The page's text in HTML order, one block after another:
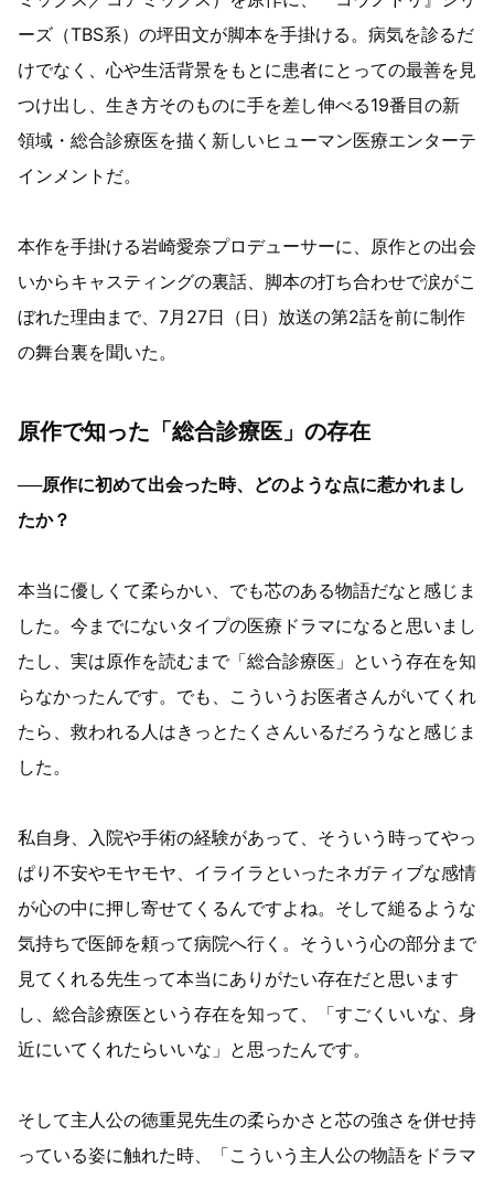
ーズ（TBS系）の坪田文が脚本を手掛ける。病気を診るだ
けでなく、心や生活背景をもとに患者にとっての最善を見
つけ出し、生き方そのものに手を差し伸べる19番目の新
領域・総合診療医を描く新しいヒューマン医療エンターテ
インメントだ。
本作を手掛ける岩崎愛奈プロデューサーに、原作との出会
いからキャスティングの裏話、脚本の打ち合わせで涙がこ
ぼれた理由まで、7月27日（日）放送の第2話を前に制作
の舞台裏を聞いた。
原作で知った「総合診療医」の存在
──原作に初めて出会った時、どのような点に惹かれまし
たか？
本当に優しくて柔らかい、でも芯のある物語だなと感じま
した。今までにないタイプの医療ドラマになると思いまし
たし、実は原作を読むまで「総合診療医」という存在を知
らなかったんです。でも、こういうお医者さんがいてくれ
たら、救われる人はきっとたくさんいるだろうなと感じま
した。
私自身、入院や手術の経験があって、そういう時ってやっ
ぱり不安やモヤモヤ、イライラといったネガティブな感情
が心の中に押し寄せてくるんですよね。そして縋るような
気持ちで医師を頼って病院へ行く。そういう心の部分まで
見てくれる先生って本当にありがたい存在だと思います
し、総合診療医という存在を知って、「すごくいいな、身
近にいてくれたらいいな」と思ったんです。
そして主人公の徳重晃先生の柔らかさと芯の強さを併せ持
っている姿に触れた時、「こういう主人公の物語をドラマ